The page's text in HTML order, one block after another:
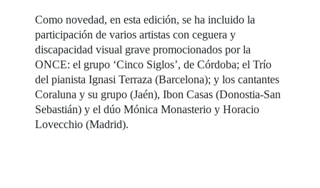
Como novedad, en esta edición, se ha incluido la
participación de varios artistas con ceguera y
discapacidad visual grave promocionados por la
ONCE: el grupo ‘Cinco Siglos’, de Córdoba; el Trío
del pianista Ignasi Terraza (Barcelona); y los cantantes
Coraluna y su grupo (Jaén), Ibon Casas (Donostia-San
Sebastián) y el dúo Mónica Monasterio y Horacio
Lovecchio (Madrid).